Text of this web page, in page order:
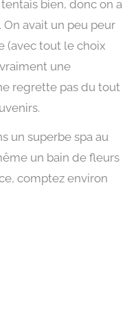
bien, donc on a
. On avait un peu peur
(avec tout le choix
vraiment une
regrette pas du tout
un superbe spa au
un bain de fleurs
comptez environ